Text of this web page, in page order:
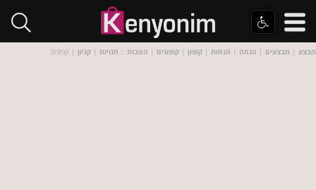
מבצע | מבצעים | הנחה | הנחות | קופון | קופונים | הטבות :: חנויות | קניון | קניונים